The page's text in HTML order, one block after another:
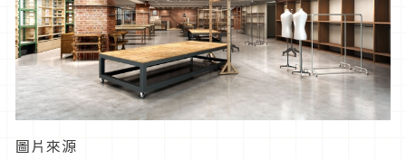
圖片來源